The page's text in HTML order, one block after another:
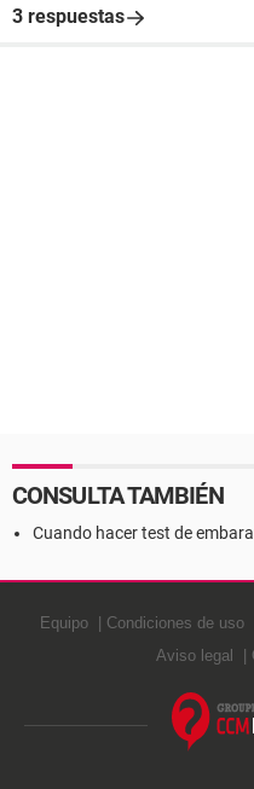
3 respuestas
CONSULTA TAMBIÉN
Cuando hacer test de
Equipo Condiciones de uso
Aviso legal